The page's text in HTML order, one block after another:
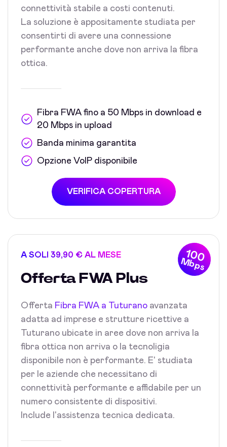
connettività stabile a costi contenuti.
La soluzione è appositamente studiata per
consentirti di avere una connessione
performante anche dove non arriva la fibra
ottica.
Fibra FWA fino a 50 Mbps in download e
20 Mbps in upload
Banda minima garantita
Opzione VoIP disponibile
VERIFICA COPERTURA
100
Mbps
A SOLI 39,90 € AL MESE
Offerta FWA Plus
Offerta Fibra FWA a Tuturano avanzata
adatta ad imprese e strutture ricettive a
Tuturano ubicate in aree dove non arriva la
fibra ottica non arriva o la tecnoligia
disponibile non è performante. E' studiata
per le aziende che necessitano di
connettività performante e affidabile per un
numero consistente di dispositivi.
Include l'assistenza tecnica dedicata.